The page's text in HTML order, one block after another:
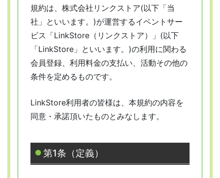
規約は、株式会社リンクストア(以下「当
社」といいます。)が運営するイベントサー
ビス「LinkStore（リンクストア）」(以下
「LinkStore」といいます。)の利用に関わる
会員登録、利用料金の支払い、活動その他の
条件を定めるものです。
LinkStore利用者の皆様は、本規約の内容を
同意・承諾頂いたものとみなします。
第1条（定義）